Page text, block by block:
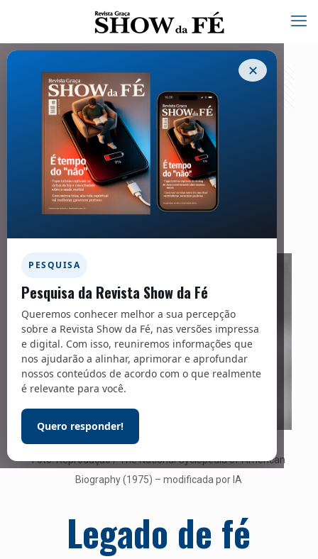
✕
PESQUISA
Pesquisa da Revista Show da Fé
Queremos conhecer melhor a sua percepção
sobre a Revista Show da Fé, nas versões impressa
e digital. Com isso, reuniremos informações que
nos ajudarão a alinhar, aprimorar e aprofundar
nossos conteúdos de acordo com o que realmente
é relevante para você.
Quero responder!
Heróis da Fé | William Culbertson
14/10/2025
Facebook Twitter
Messenger
William Culbertson (1905-1971)
Foto: Reprodução / The National Cyclopedia of American
Biography (1975) – modificada por IA
Legado de fé